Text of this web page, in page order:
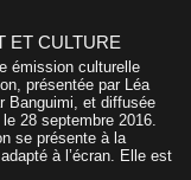
ET CULTURE
émission culturelle
présentée par Léa
Banguimi, et diffusée
28 septembre 2016.
se présente à la
à l’écran. Elle est